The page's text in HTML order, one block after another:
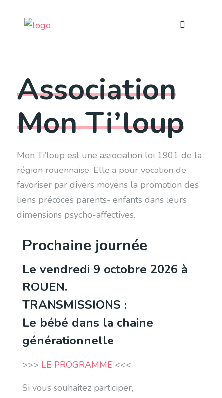
Association
Mon Ti’loup
Mon Ti’loup est une association loi 1901 de la
région rouennaise. Elle a pour vocation de
favoriser par divers moyens la promotion des
liens précoces parents- enfants dans leurs
dimensions psycho-affectives.
Prochaine journée
Le vendredi 9 octobre 2026 à
ROUEN.
TRANSMISSIONS :
Le bébé dans la chaine
générationnelle
>>> LE PROGRAMME <<<
Si vous souhaitez participer,